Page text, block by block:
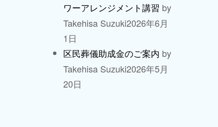
ワーアレンジメント講習 by
Takehisa Suzuki2026年6月
1日
区民葬儀助成金のご案内 by
Takehisa Suzuki2026年5月
20日